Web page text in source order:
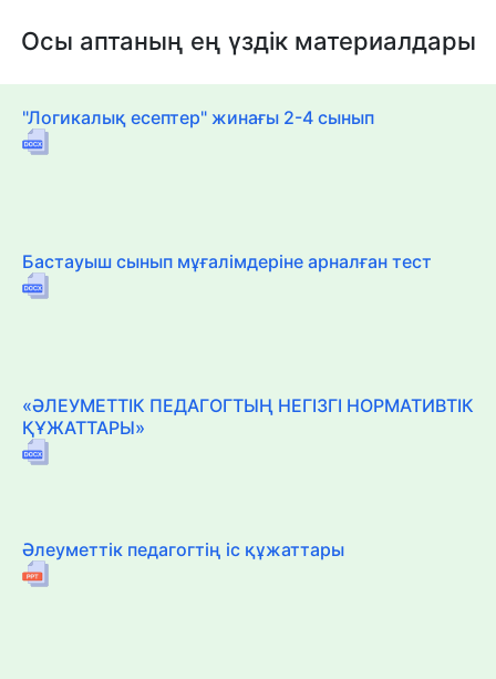
Осы аптаның ең үздік материалдары
"Логикалық есептер" жинағы 2-4 сынып
Бастауыш сынып мұғалімдеріне арналған тест
«ӘЛЕУМЕТТІК ПЕДАГОГТЫҢ НЕГІЗГІ НОРМАТИВТІК
ҚҰЖАТТАРЫ»
Әлеуметтік педагогтің іс құжаттары